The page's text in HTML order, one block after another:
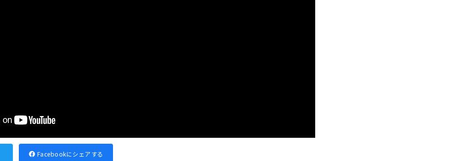
Facebookにシェアする